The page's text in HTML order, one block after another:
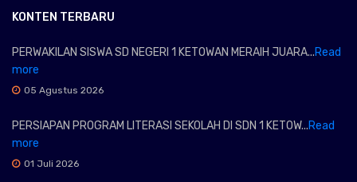
KONTEN TERBARU
PERWAKILAN SISWA SD NEGERI 1 KETOWAN MERAIH JUARA...Read
more
05 Agustus 2026
PERSIAPAN PROGRAM LITERASI SEKOLAH DI SDN 1 KETOW...Read
more
01 Juli 2026